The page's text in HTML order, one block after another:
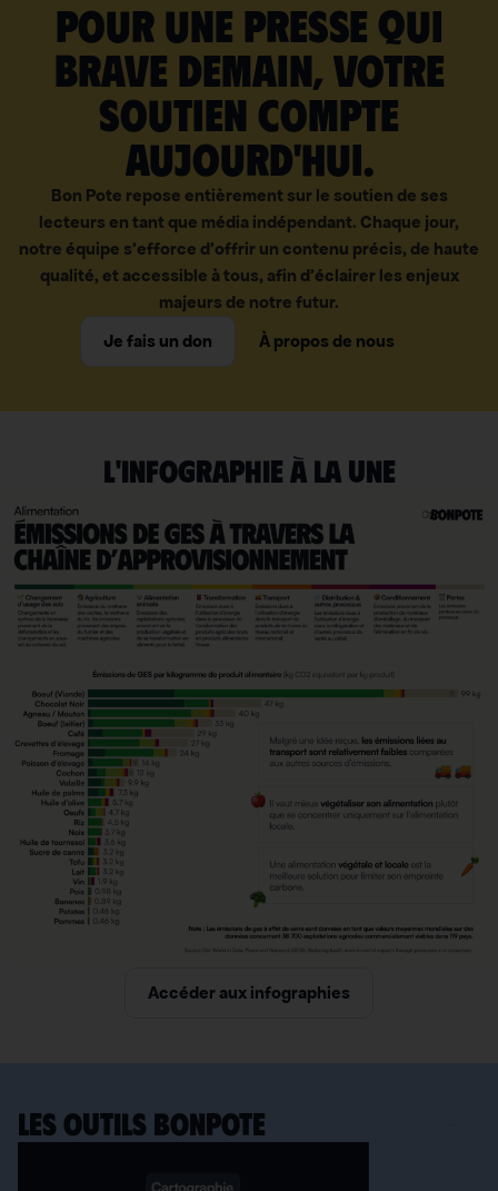
Pour une presse qui
brave demain, votre
soutien compte
aujourd'hui.
Bon Pote repose entièrement sur le soutien de ses
lecteurs en tant que média indépendant. Chaque jour,
notre équipe s’efforce d’offrir un contenu précis, de haute
qualité, et accessible à tous, afin d’éclairer les enjeux
majeurs de notre futur.
À propos de nous
Je fais un don
L'INFOGRAPHIE À LA UNE
Accéder aux infographies
LES OUTILS BONPOTE